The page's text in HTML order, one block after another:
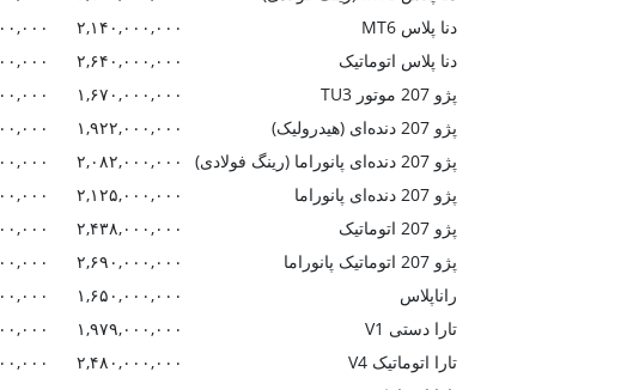
دنا پلاس MT6
۲,۱۴۰,۰۰۰,۰۰۰
دنا پلاس اتوماتیک
۲,۶۴۰,۰۰۰,۰۰۰
پژو 207 موتور TU3
۱,۶۷۰,۰۰۰,۰۰۰
پژو 207 دنده‌ای (هیدرولیک)
۱,۹۲۲,۰۰۰,۰۰۰
پژو 207 دنده‌ای پانوراما (رینگ فولادی)
۲,۰۸۲,۰۰۰,۰۰۰
پژو 207 دنده‌ای پانوراما
۲,۱۲۵,۰۰۰,۰۰۰
پژو 207 اتوماتیک
۲,۴۳۸,۰۰۰,۰۰۰
پژو 207 اتوماتیک پانوراما
۲,۶۹۰,۰۰۰,۰۰۰
راناپلاس
۱,۶۵۰,۰۰۰,۰۰۰
تارا دستی V1
۱,۹۷۹,۰۰۰,۰۰۰
تارا اتوماتیک V4
۲,۴۸۰,۰۰۰,۰۰۰